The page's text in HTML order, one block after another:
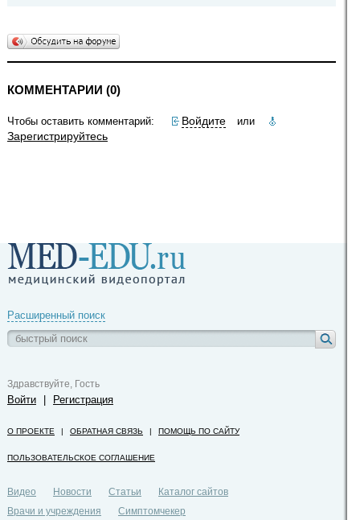
КОММЕНТАРИИ (0)
Чтобы оставить комментарий: Войдите или
Зарегистрируйтесь
Расширенный поиск
Здравствуйте, Гость
Войти Регистрация
О ПРОЕКТЕ | ОБРАТНАЯ СВЯЗЬ | ПОМОЩЬ ПО САЙТУ
ПОЛЬЗОВАТЕЛЬСКОЕ СОГЛАШЕНИЕ
Видео Новости Статьи
Каталог сайтов
Врачи и учреждения
Симптомчекер